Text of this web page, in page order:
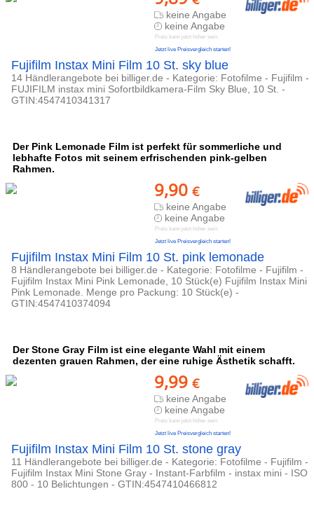
keine Angabe
keine Angabe
Preis kann jetzt höher sein
Jetzt live Preisvergleich starten!
Fujifilm Instax Mini Film 10 St. sky blue
14 Händlerangebote bei billiger.de - Kategorie: Fotofilme - Fujifilm -
FUJIFILM instax mini Sofortbildkamera-Film Sky Blue, 10 St. -
GTIN:4547410341317
Der Pink Lemonade Film ist perfekt für sommerliche und
lebhafte Fotos mit seinem erfrischenden pink-gelben
Rahmen.
9,90 €
keine Angabe
keine Angabe
Preis kann jetzt höher sein
Jetzt live Preisvergleich starten!
Fujifilm Instax Mini Film 10 St. pink lemonade
8 Händlerangebote bei billiger.de - Kategorie: Fotofilme - Fujifilm -
Fujifilm Instax Mini Pink Lemonade, 10 Stück(e) Fujifilm Instax Mini
Pink Lemonade. Menge pro Packung: 10 Stück(e) -
GTIN:4547410374094
Der Stone Gray Film ist eine elegante Wahl mit einem
dezenten grauen Rahmen, der eine ruhige Ästhetik schafft.
9,99 €
keine Angabe
keine Angabe
Preis kann jetzt höher sein
Jetzt live Preisvergleich starten!
Fujifilm Instax Mini Film 10 St. stone gray
11 Händlerangebote bei billiger.de - Kategorie: Fotofilme - Fujifilm -
Fujifilm Instax Mini Stone Gray - Instant-Farbfilm - instax mini - ISO
800 - 10 Belichtungen - GTIN:4547410466812